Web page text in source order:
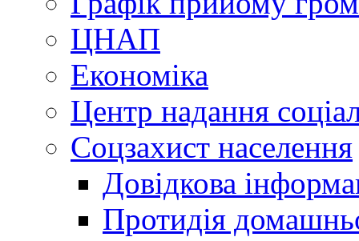
ЦНАП
Економіка
Центр надання
Соцзахист населення
Довідкова
Протидія